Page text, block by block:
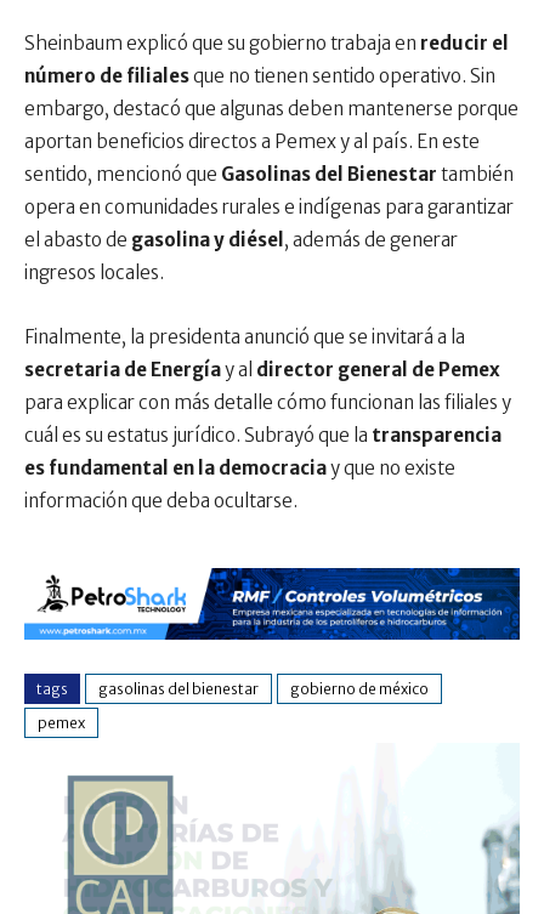
Sheinbaum explicó que su gobierno trabaja en reducir el
número de filialesque no tienen sentido operativo. Sin
embargo, destacó que algunas deben mantenerse porque
aportan beneficios directos a Pemex y al país. En este
sentido, mencionó que Gasolinas del Bienestar también
opera en comunidades rurales e indígenas para garantizar
el abasto de gasolina y diésel , además de generar
ingresos locales.
Finalmente, la presidenta anunció que se invitará a la
secretaria de Energíay al director general de Pemex
para explicar con más detalle cómo funcionan las filiales y
cuál es su estatus jurídico. Subrayó que la transparencia
es fundamental en la democraciay que no existe
información que deba ocultarse.
tags gasolinas del bienestar
gobierno de méxico
pemex